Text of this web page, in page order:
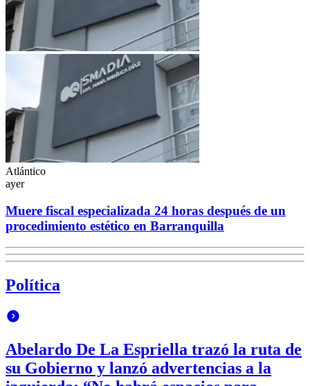
Atlántico
ayer
Muere fiscal especializada 24 horas después de un
procedimiento estético en Barranquilla
Política
Abelardo De La Espriella trazó la ruta de
su Gobierno y lanzó advertencias a la